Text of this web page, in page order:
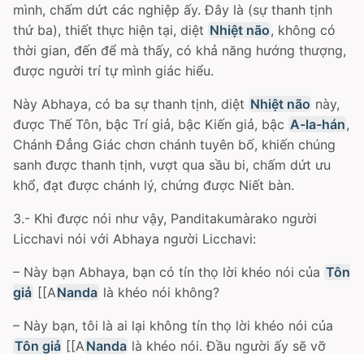
mình, chấm dứt các nghiệp ấy. Ðây là (sự thanh tịnh
thứ ba), thiết thực hiện tại, diệt Nhiệt não, không có
thời gian, đến để mà thấy, có khả năng hướng thượng,
được người trí tự mình giác hiểu.
Này Abhaya, có ba sự thanh tịnh, diệt Nhiệt não này,
được Thế Tôn, bậc Trí giả, bậc Kiến giả, bậc A-la-hán,
Chánh Ðẳng Giác chơn chánh tuyên bố, khiến chúng
sanh được thanh tịnh, vượt qua sầu bi, chấm dứt ưu
khổ, đạt được chánh lý, chứng được Niết bàn.
3.- Khi được nói như vậy, Panditakumàrako người
Licchavi nói với Abhaya người Licchavi:
– Này bạn Abhaya, bạn có tín thọ lời khéo nói của Tôn
giả [[ANanda là khéo nói không?
– Này bạn, tôi là ai lại không tín thọ lời khéo nói của
Tôn giả [[A Nanda là khéo nói. Ðầu người ấy sẽ vỡ